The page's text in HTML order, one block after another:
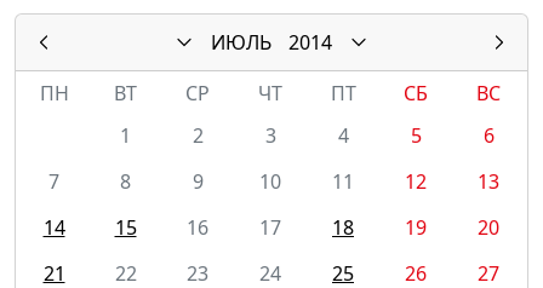
ИЮЛЬ
2014
ПН
ВТ СР ЧТ ПТ СБ
ВС
1
2 3 4 5
6
7
8 9 10 11 12
13
14
15 16 17 18 19
20
21
22 23 24 25 26
27